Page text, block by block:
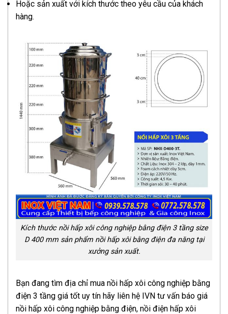
Hoặc sản xuất với kích thước theo yêu cầu của khách
hàng.
Kích thước nồi hấp xôi công nghiệp bằng điện 3 tầng size
D 400 mm sản phẩm nồi hấp xôi bằng điện đa năng tại
xưởng sản xuất.
Bạn đang tìm địa chỉ mua nồi hấp xôi công nghiệp bằng
điện 3 tầng giá tốt uy tín hãy liên hệ IVN tư vấn báo giá
nồi hấp xôi công nghiệp bằng điện, nồi điện hấp xôi